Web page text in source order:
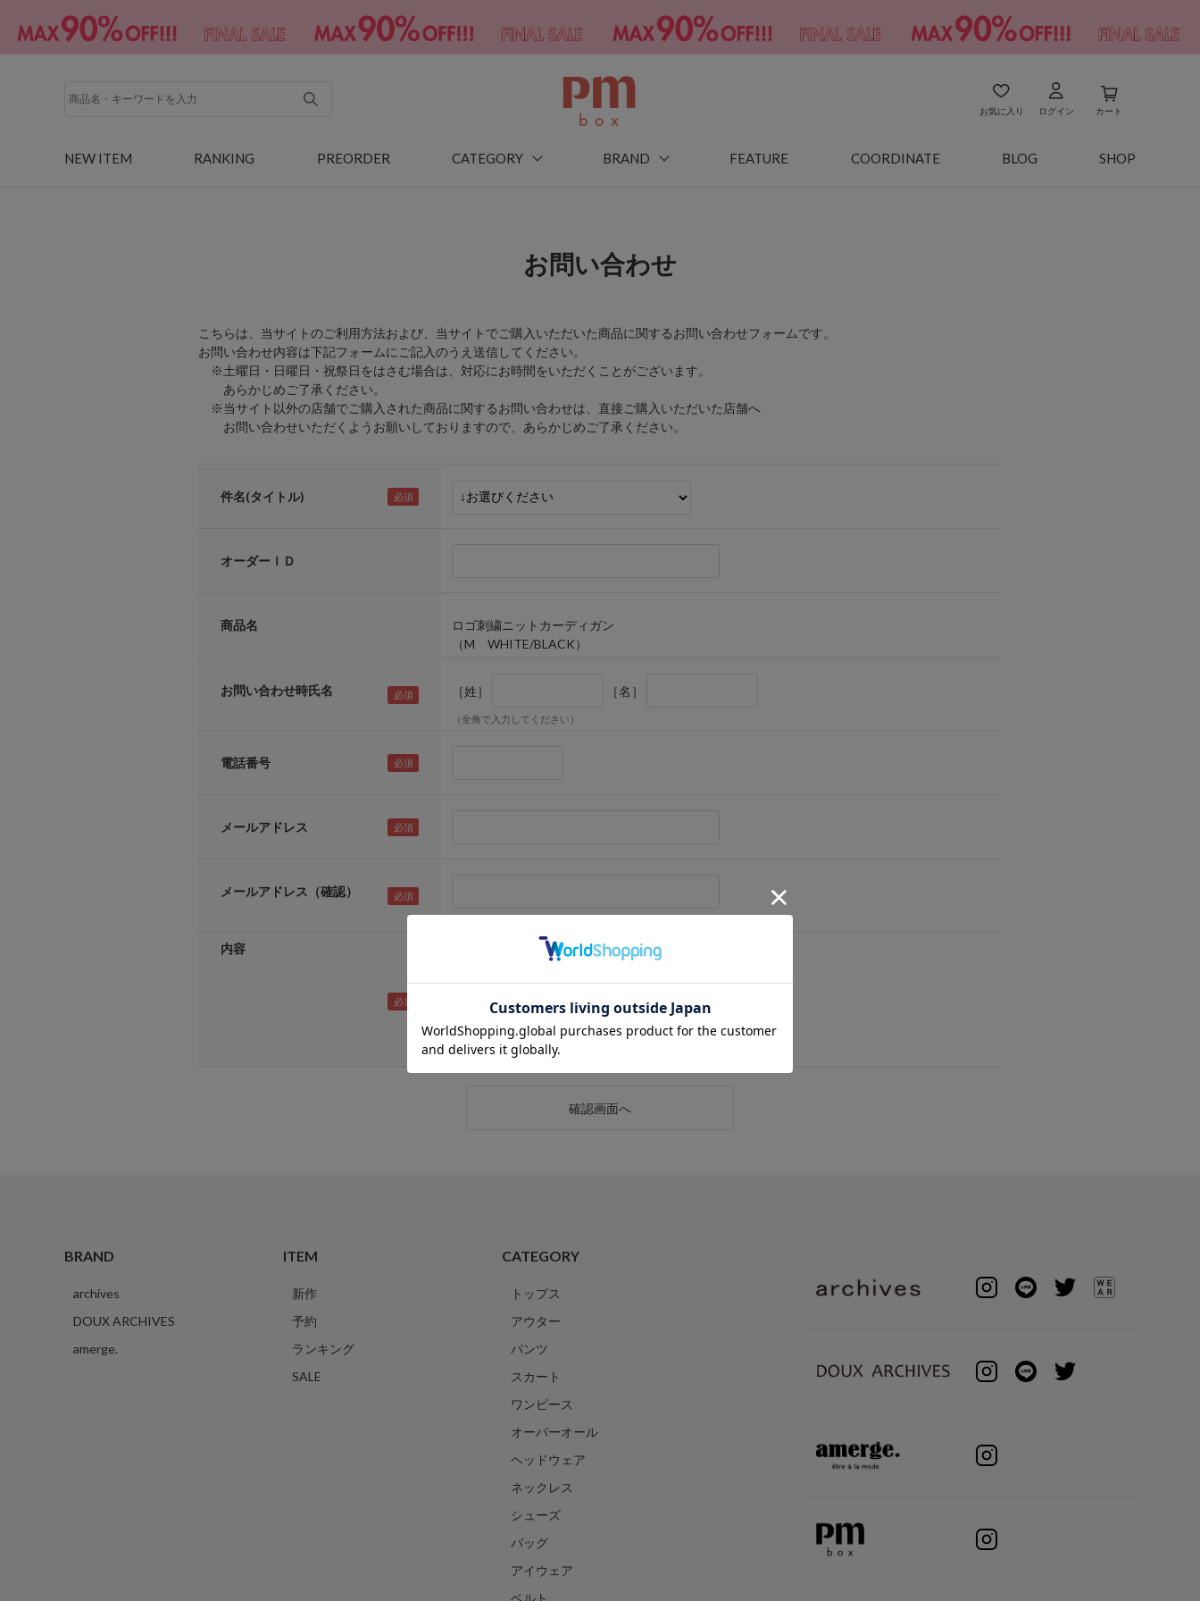
お気に入り ログイン カート
NEW ITEM RANKING PREORDER CATEGORY BRAND FEATURE COORDINATE BLOG SHOP
お問い合わせ
こちらは、当サイトのご利用方法および、当サイトでご購入いただいた商品に関するお問い合わせフォームです。
お問い合わせ内容は下記フォームにご記入のうえ送信してください。
※土曜日・日曜日・祝祭日をはさむ場合は、対応にお時間をいただくことがございます。
あらかじめご了承ください。
※当サイト以外の店舗でご購入された商品に関するお問い合わせは、直接ご購入いただいた店舗へ
お問い合わせいただくようお願いしておりますので、あらかじめご了承ください。
件名(タイトル)
オーダーＩＤ
商品名
ロゴ刺繍ニットカーディガン
（M WHITE/BLACK）
お問い合わせ時氏名 ［姓］ ［名］
（全角で入力してください）
電話番号
メールアドレス
メールアドレス（確認）
内容
BRAND
archives
DOUX ARCHIVES
amerge.
ITEM
新作
予約
ランキング
SALE
CATEGORY
トップス
アウター
パンツ
スカート
ワンピース
オーバーオール
ヘッドウェア
ネックレス
シューズ
バッグ
アイウェア
ベルト